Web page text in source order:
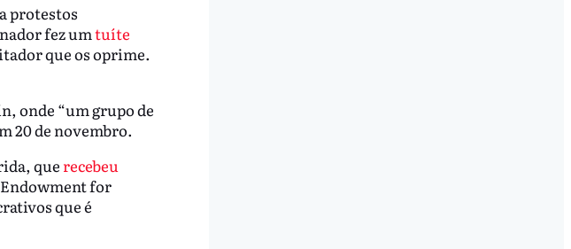
protestos
fez umtuíte
que os oprime.
onde “um grupo de
20 de novembro.
que recebeu
for
que é